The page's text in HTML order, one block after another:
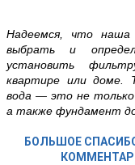
Надеемся, что
выбрать и
установить
квартире или доме.
вода — это не только
а также фундамент
БОЛЬШОЕ